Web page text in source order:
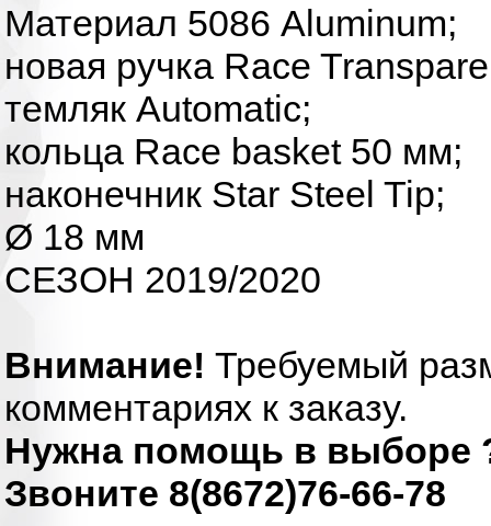
Материал 5086 Aluminum;
новая ручка Race
темляк Automatic;
кольца Race basket 50 мм;
наконечник Star Steel Tip;
Ø 18 мм
СЕЗОН 2019/2020
Внимание! Требуемый
комментариях к заказу.
Нужна помощь в выборе
Звоните 8(8672)76-66-78